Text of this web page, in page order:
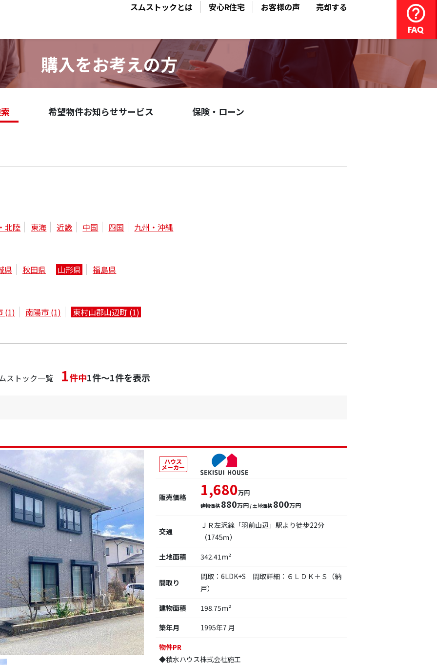
スムストックとは 安心R住宅 お客様の声 売却する
購入をお考えの方
希望物件お知らせサービス 保険・ローン
北陸 東海 近畿 中国 四国 九州・沖縄
県 秋田県 山形県 福島県
(1) 南陽市 (1) 東村山郡山辺町 (1)
ストック一覧 1件中1件～1件を表示
ハウス
メーカー
販売価格 1,680万円
建物価格 880万円/ 土地価格 800万円
交通
ＪＲ左沢線「羽前山辺」駅より徒歩22分
（1745ｍ）
土地面積
342.41m²
間取り
間取：6LDK+S 間取詳細：６ＬＤＫ＋Ｓ（納
戸）
建物面積
198.75m²
築年月
1995年7 月
物件PR
◆積水ハウス株式会社施工